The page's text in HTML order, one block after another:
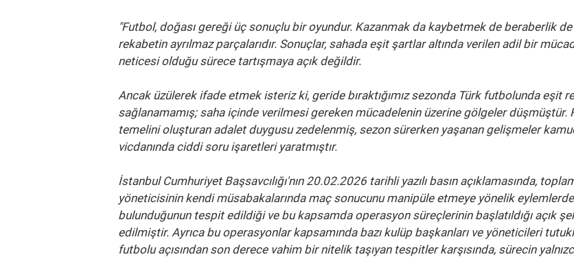
"Futbol, doğası gereği üç sonuçlu bir oyundur. Kazanmak da kaybetmek de beraberlik de
rekabetin ayrılmaz parçalarıdır. Sonuçlar, sahada eşit şartlar altında verilen adil bir
neticesi olduğu sürece tartışmaya açık değildir.
Ancak üzülerek ifade etmek isteriz ki, geride bıraktığımız sezonda Türk futbolunda eşit
sağlanamamış; saha içinde verilmesi gereken mücadelenin üzerine gölgeler düşmüştür.
temelini oluşturan adalet duygusu zedelenmiş, sezon sürerken yaşanan gelişmeler
vicdanında ciddi soru işaretleri yaratmıştır.
İstanbul Cumhuriyet Başsavcılığı'nın 20.02.2026 tarihli yazılı basın açıklamasında,
yöneticisinin kendi müsabakalarında maç sonucunu manipüle etmeye yönelik eylemlerde
bulunduğunun tespit edildiği ve bu kapsamda operasyon süreçlerinin başlatıldığı açık
edilmiştir. Ayrıca bu operasyonlar kapsamında bazı kulüp başkanları ve yöneticileri
futbolu açısından son derece vahim bir nitelik taşıyan tespitler karşısında, sürecin